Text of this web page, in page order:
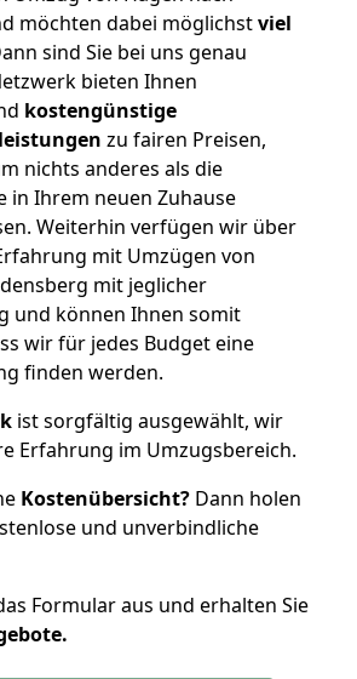
möchten dabei möglichstviel
sind Sie bei uns genau
bieten Ihnen
kostengünstige
zu fairen Preisen,
nichts anderes als die
in Ihrem neuen Zuhause
Weiterhin verfügen wir über
mit Umzügen von
mit jeglicher
und können Ihnen somit
wir für jedes Budget eine
finden werden.
ist sorgfältig ausgewählt, wir
Erfahrung im Umzugsbereich.
Kostenübersicht? Dann holen
und unverbindliche
Formular aus und erhalten Sie